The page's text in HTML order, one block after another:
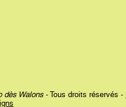
dès Walons- Tous droits réservés -